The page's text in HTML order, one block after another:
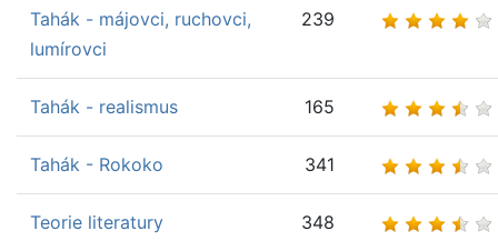
Tahák - májovci, ruchovci,
lumírovci
239
Tahák - realismus 165
Tahák - Rokoko 341
Teorie literatury 348